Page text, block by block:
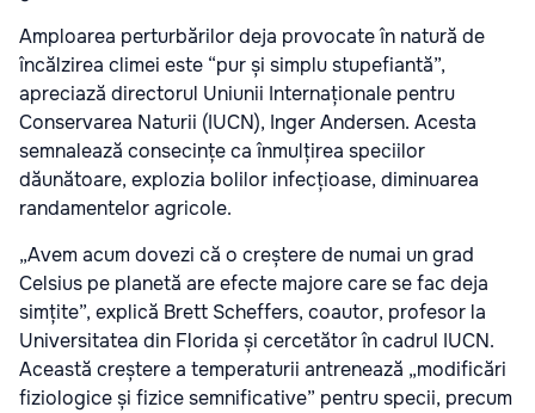
Amploarea perturbărilor deja provocate în natură de
încălzirea climei este “pur și simplu stupefiantă”,
apreciază directorul Uniunii Internaționale pentru
Conservarea Naturii (IUCN), Inger Andersen. Acesta
semnalează consecințe ca înmulțirea speciilor
dăunătoare, explozia bolilor infecțioase, diminuarea
randamentelor agricole.
„Avem acum dovezi că o creștere de numai un grad
Celsius pe planetă are efecte majore care se fac deja
simțite”, explică Brett Scheffers, coautor, profesor la
Universitatea din Florida și cercetător în cadrul IUCN.
Această creștere a temperaturii antrenează „modificări
fiziologice și fizice semnificative” pentru specii, precum